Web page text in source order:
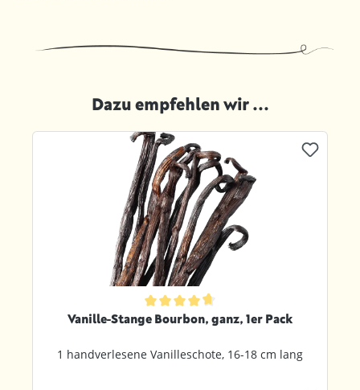
Dazu empfehlen wir ...
Produktgalerie überspringen
Durchschnittliche Bewertung von 4.8 von 5 Sternen
Vanille-Stange Bourbon, ganz, 1er Pack
1 handverlesene Vanilleschote, 16-18 cm lang